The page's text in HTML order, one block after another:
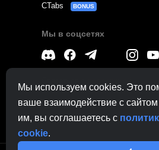
Мы используем cookies. Это
ваше взаимодействие с
им, вы соглашаетесь с
cookie.
CTabs BONUS
Мы в соцсетях
По другим вопросам: